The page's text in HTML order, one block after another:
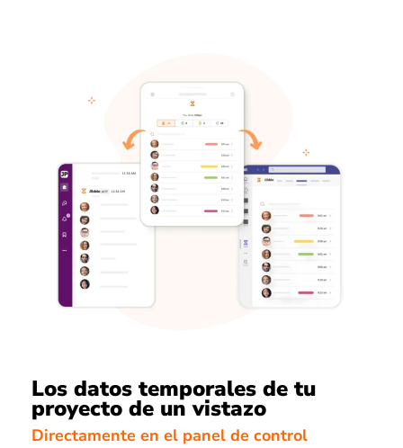
Los datos temporales de tu
proyecto de un vistazo
Directamente en el panel de control